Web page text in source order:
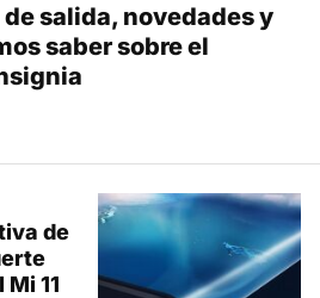
salida, novedades y
saber sobre el
de
11